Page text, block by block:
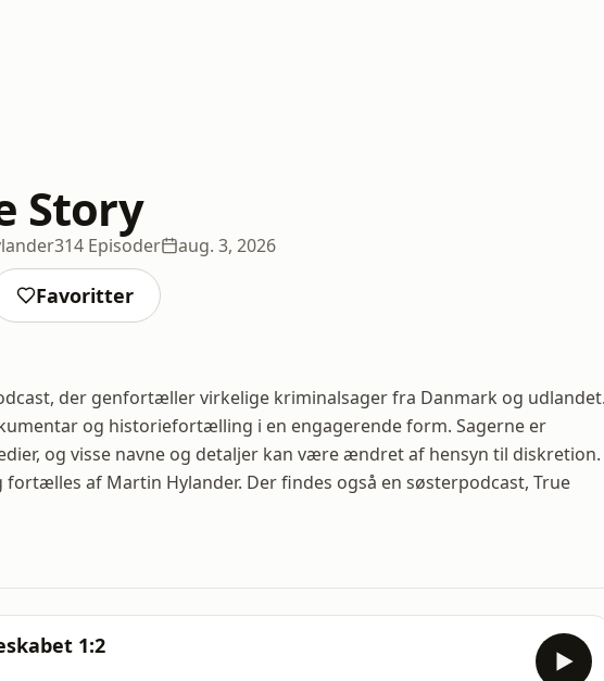
Story
314 Episoder aug. 3, 2026
Favoritter
der genfortæller virkelige kriminalsager fra Danmark og
og historiefortælling i en engagerende form. Sagerne er
og visse navne og detaljer kan være ændret af hensyn til diskretion.
af Martin Hylander. Der findes også en søsterpodcast, True
1:2